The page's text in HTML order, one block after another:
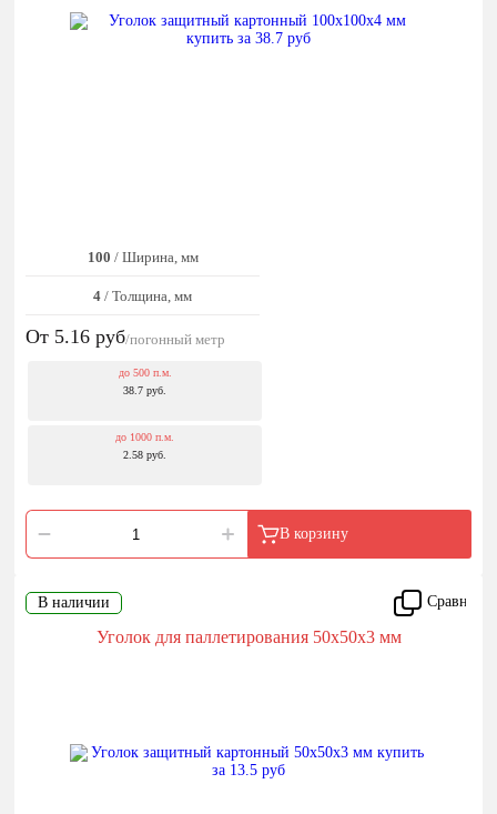
100 / Ширина, мм
4 / Толщина, мм
От 5.16 руб/погонный метр
до 500 п.м.
38.7 руб.
до 1000 п.м.
2.58 руб.
В корзину
Сравнить
В наличии
Уголок для паллетирования 50x50x3 мм